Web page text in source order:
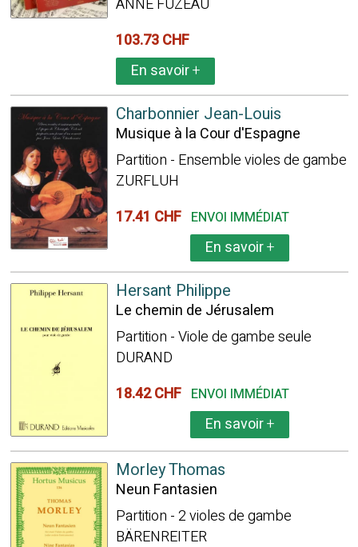
ANNE FUZEAU
103.73 CHF
En savoir+
Charbonnier Jean-Louis
Musique à la Cour d'Espagne
Partition - Ensemble violes de gambe
ZURFLUH
17.41 CHF ENVOI IMMÉDIAT
En savoir+
Hersant Philippe
Le chemin de Jérusalem
Partition - Viole de gambe seule
DURAND
18.42 CHF ENVOI IMMÉDIAT
En savoir+
Morley Thomas
Neun Fantasien
Partition - 2 violes de gambe
BÄRENREITER